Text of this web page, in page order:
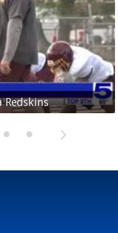
RedskinsPace Vikings
Coyotes
Bobcats
St. Joseph